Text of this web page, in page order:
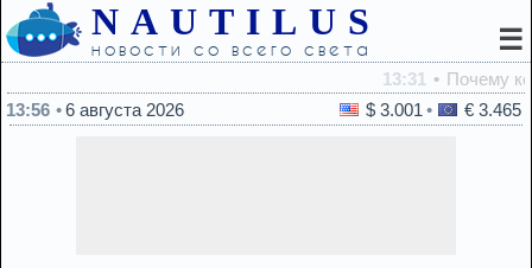
NAUTILUS
новости со всего света ☰
Почему кошка долго смотрит в стену — ответ
13:56
6 августа 2026 $ 3.001 € 3.465